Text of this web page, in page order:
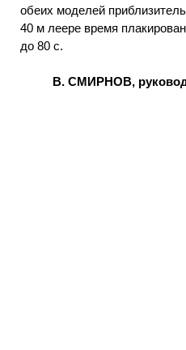
обеих моделей
40 м леере время
до 80 с.
В. СМИРНОВ,